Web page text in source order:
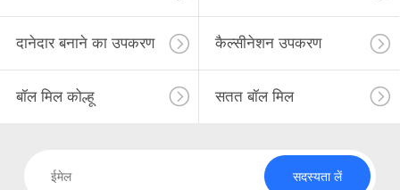
दानेदार बनाने का उपकरण कैल्सीनेशन उपकरण
बॉल मिल कोल्हू सतत बॉल मिल
सदस्यता लें